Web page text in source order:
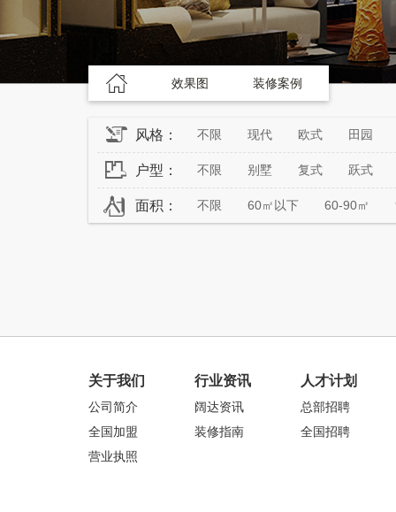
效果图 装修案例
风格： 不限 现代 欧式 田园
户型： 不限 别墅 复式 跃式
面积： 不限 60㎡以下 60-90㎡
关于我们
公司简介
全国加盟
营业执照
行业资讯
阔达资讯
装修指南
人才计划
总部招聘
全国招聘